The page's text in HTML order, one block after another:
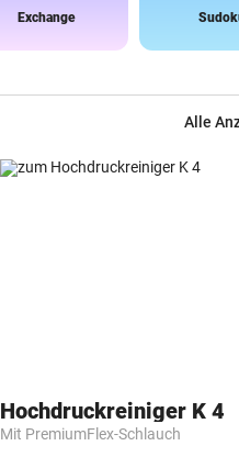
Exchange
Alle
Hochdruckreiniger K 4
Mit PremiumFlex-Schlauch